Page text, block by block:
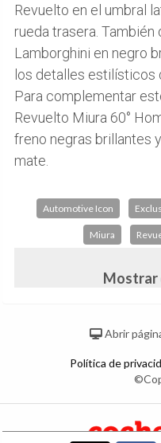
Revuelto en el umbral
rueda trasera.
Lamborghini en negro
los detalles estilísticos
Para complementar
Revuelto Miura 60°
freno negras brillantes
mate.
Automotive Icon
Miura
Mostrar
Abrir
Política de